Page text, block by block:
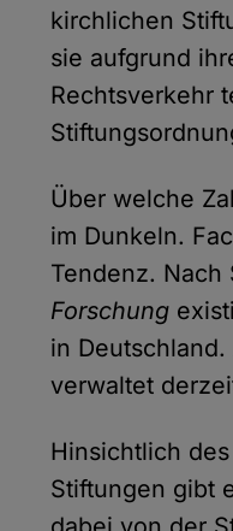
kirchlichen
sie aufgrund
Rechtsverkehr
Über welche
im Dunkeln.
Tendenz. Nach
Forschung
in
verwaltet
Hinsichtlich
Stiftungen gibt